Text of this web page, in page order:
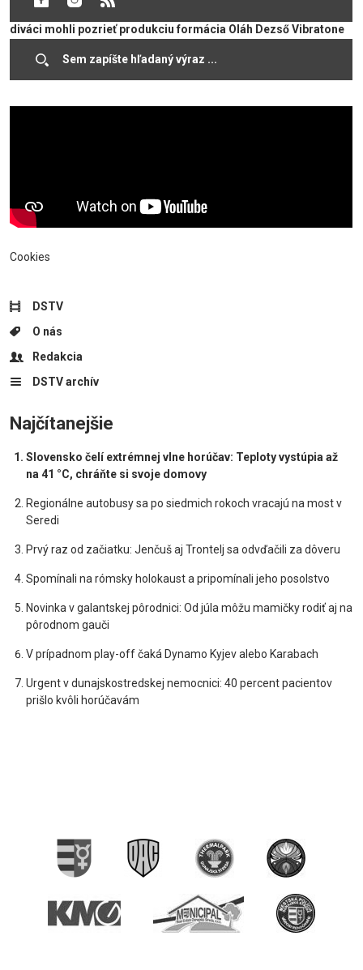
diváci mohli pozrieť produkciu formácia Oláh Dezső Vibratone
centre pozornosti ocitla aj výtvarná výstava.
Cookies
DSTV
O nás
Redakcia
DSTV archív
Najčítanejšie
Slovensko čelí extrémnej vlne horúčav: Teploty vystúpia až
na 41 °C, chráňte si svoje domovy
Regionálne autobusy sa po siedmich rokoch vracajú na most v
Seredi
Prvý raz od začiatku: Jenčuš aj Trontelj sa odvďačili za dôveru
Spomínali na rómsky holokaust a pripomínali jeho posolstvo
Novinka v galantskej pôrodnici: Od júla môžu mamičky rodiť aj na
pôrodnom gauči
V prípadnom play-off čaká Dynamo Kyjev alebo Karabach
Urgent v dunajskostredskej nemocnici: 40 percent pacientov
prišlo kvôli horúčavám